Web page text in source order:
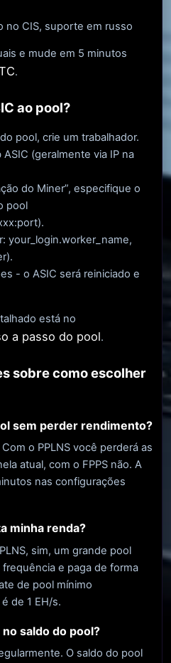
no CIS, suporte em russo
e mude em 5 minutos
.
ao pool?
pool, crie um trabalhador.
(geralmente via IP na
do Miner”, especifique o
pool
your_login.worker_name,
- o ASIC será reiniciado e
está no
a passo do pool.
sobre como escolher
sem perder rendimento?
o PPLNS você perderá as
atual, com o FPPS não. A
nas configurações
minha renda?
sim, um grande pool
e paga de forma
de pool mínimo
de 1 EH/s.
saldo do pool?
O saldo do pool